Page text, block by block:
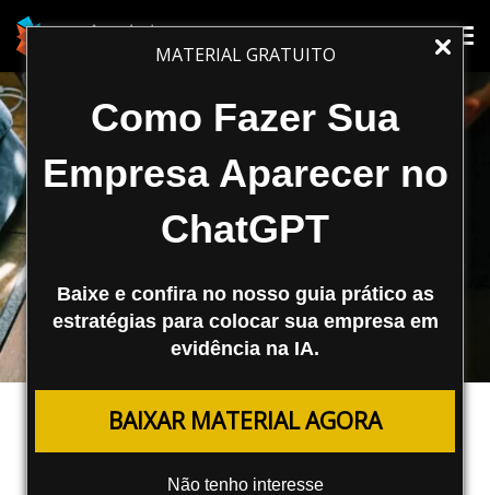
MATERIAL GRATUITO
Como Fazer Sua
Empresa Aparecer no
ChatGPT
Baixe e confira no nosso guia prático as
estratégias para colocar sua empresa em
evidência na IA.
BAIXAR MATERIAL AGORA
Não tenho interesse
Por Que é Importante Investir em
Conteúdos de Qualidade?